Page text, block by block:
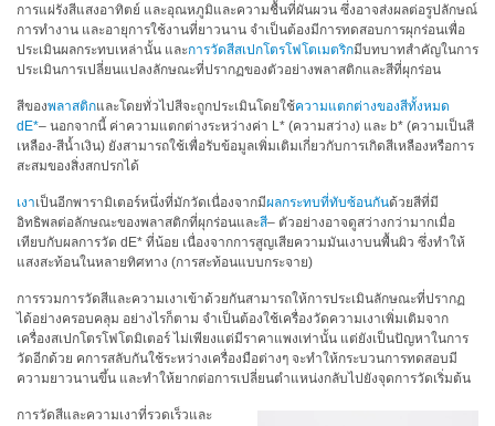
และ
งาน
พิมพ์
สิ่ง
ทอ
การ
วัด
สี
การ
วัด
ลักษณะ
พื้น
การแผ่รังสีแสงอาทิตย์ และอุณหภูมิและความชื้นที่ผันผวน ซึ่งอาจส่งผลต่อรูปลักษณ์
การทำงาน และอายุการใช้งานที่ยาวนาน จำเป็นต้องมีการทดสอบการผุกร่อนเพื่อ
ประเมินผลกระทบเหล่านั้น และการวัดสีสเปกโตรโฟโตเมตริกมีบทบาทสำคัญในการ
ประเมินการเปลี่ยนแปลงลักษณะที่ปรากฏของตัวอย่างพลาสติกและสีที่ผุกร่อน
สีของพลาสติกและโดยทั่วไปสีจะถูกประเมินโดยใช้ความแตกต่างของสีทั้งหมด
dE*– นอกจากนี้ ค่าความแตกต่างระหว่างค่า L* (ความสว่าง) และ b* (ความเป็นสี
เหลือง-สีน้ำเงิน) ยังสามารถใช้เพื่อรับข้อมูลเพิ่มเติมเกี่ยวกับการเกิดสีเหลืองหรือการ
สะสมของสิ่งสกปรกได้
เงาเป็นอีกพารามิเตอร์หนึ่งที่มักวัดเนื่องจากมีผลกระทบที่ทับซ้อนกันด้วยสีที่มี
อิทธิพลต่อลักษณะของพลาสติกที่ผุกร่อนและสี– ตัวอย่างอาจดูสว่างกว่ามากเมื่อ
เทียบกับผลการวัด dE* ที่น้อย เนื่องจากการสูญเสียความมันเงาบนพื้นผิว ซึ่งทำให้
แสงสะท้อนในหลายทิศทาง (การสะท้อนแบบกระจาย)
การรวมการวัดสีและความเงาเข้าด้วยกันสามารถให้การประเมินลักษณะที่ปรากฏ
ได้อย่างครอบคลุม อย่างไรก็ตาม จำเป็นต้องใช้เครื่องวัดความเงาเพิ่มเติมจาก
เครื่องสเปกโตรโฟโตมิเตอร์ ไม่เพียงแต่มีราคาแพงเท่านั้น แต่ยังเป็นปัญหาในการ
วัดอีกด้วย คการสลับกันใช้ระหว่างเครื่องมือต่างๆ จะทำให้กระบวนการทดสอบมี
ความยาวนานขึ้น และทำให้ยากต่อการเปลี่ยนตำแหน่งกลับไปยังจุดการวัดเริ่มต้น
การวัดสีและความเงาที่รวดเร็วและ